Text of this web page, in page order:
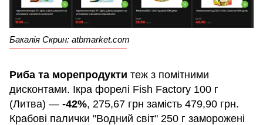
Бакалія Скрин: atbmarket.com
Риба та морепродукти теж з помітними
дисконтами. Ікра форелі Fish Factory 100 г
(Литва) — -42%, 275,67 грн замість 479,90 грн.
Крабові палички "Водний світ" 250 г заморожені